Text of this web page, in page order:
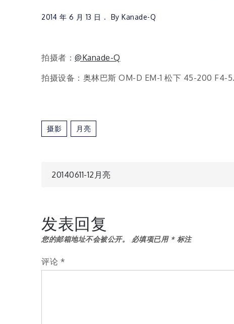
2014 年 6 月 13 日 By Kanade-Q
拍摄者： @Kanade-Q
拍摄设备：奥林巴斯 OM-D EM-1 松下 45-200 F4-
摄影 月亮
文
导
航
20140611-12月亮
发表回复
您的邮箱地址不会被公开。 必填项已用 *标注
评论 *